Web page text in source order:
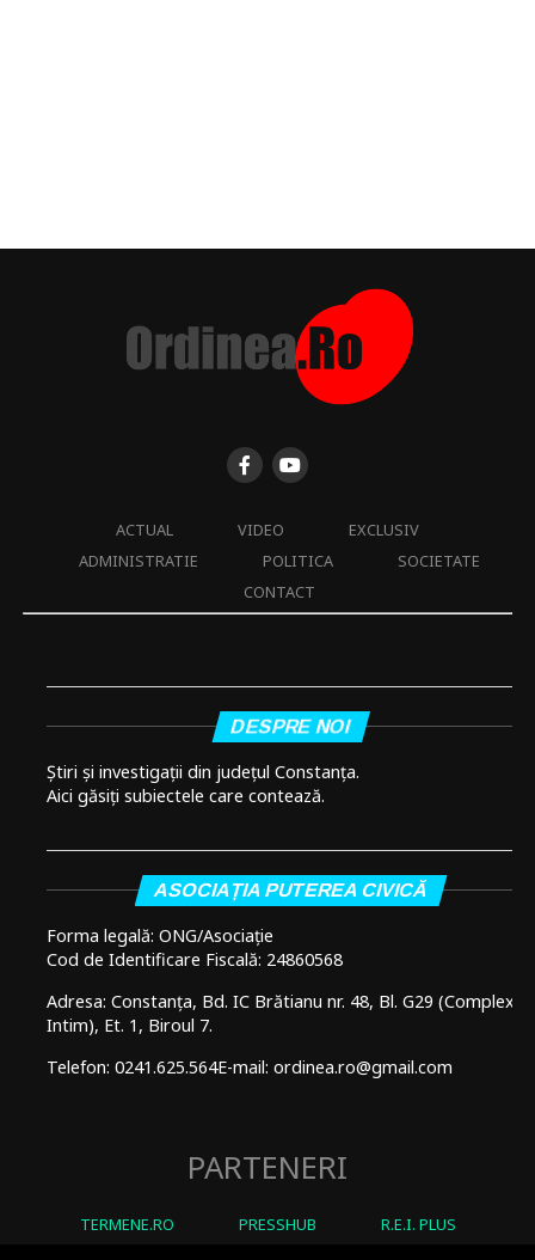
ACTUAL VIDEO
EXCLUSIV
ADMINISTRATIE
POLITICA
SOCIETATE
CONTACT
DESPRE NOI
Știri și investigații din județul Constanța.
Aici găsiți subiectele care contează.
ASOCIAȚIA PUTEREA CIVICĂ
Forma legală: ONG/Asociație
Cod de Identificare Fiscală: 24860568
Adresa: Constanța, Bd. IC Brătianu nr. 48, Bl. G29 (Complex
Intim), Et. 1, Biroul 7.
Telefon: 0241.625.564E-mail: ordinea.ro@gmail.com
PARTENERI
TERMENE.RO PRESSHUB R.E.I. PLUS